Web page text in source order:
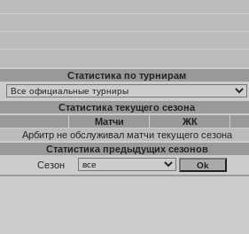
Статистика по турнирам
Статистика текущего сезона
Матчи ЖК
Арбитр не обслуживал матчи текущего сезона
Статистика предыдущих сезонов
Сезон